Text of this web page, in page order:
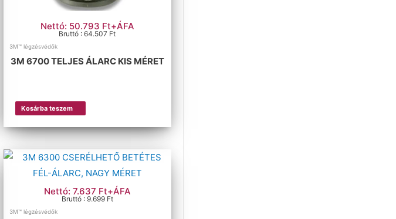
Nettó: 50.793 Ft+ÁFA
Bruttó : 64.507 Ft
3M™ légzésvédők
3M 6700 TELJES ÁLARC KIS MÉRET
Kosárba teszem
Nettó: 7.637 Ft+ÁFA
Bruttó : 9.699 Ft
3M™ légzésvédők